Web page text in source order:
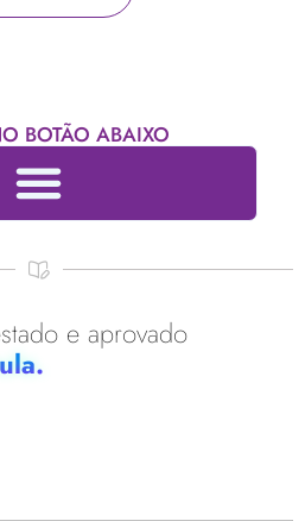
BOTÃO ABAIXO
e aprovado
em todo